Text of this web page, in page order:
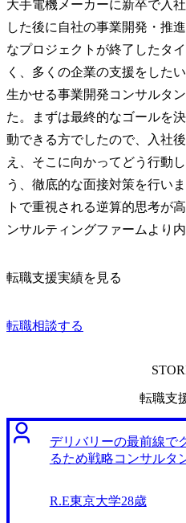
大手電機メーカーに新卒で入
した後に自社の事業開発・推
なプロジェクトが終了したタ
く、多くの企業の支援をした
生かせる事業開発コンサルタ
た。まずは最終的なゴールを
動できる方でしたので、入社
え、そこに向かってどう行動
う、徹底的な面接対策を行い
トで重視される逆算的思考が
ンサルティングファームより
転職支援実績を見る
転職相談する
転職支
デリバリーの最前線で
るため戦略コンサルタ
R.E東京大学28歳